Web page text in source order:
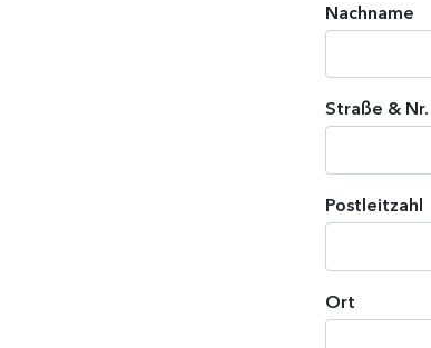
Nachname
Straße & Nr.
Postleitzahl
Ort